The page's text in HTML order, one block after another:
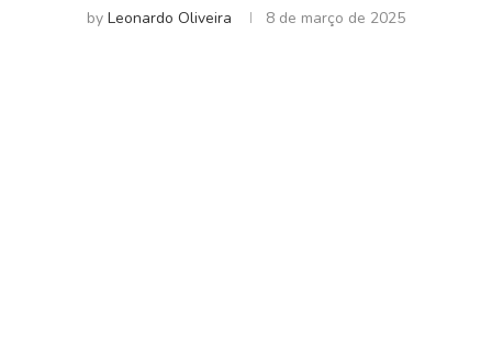
by Leonardo Oliveira 8 de março de 2025